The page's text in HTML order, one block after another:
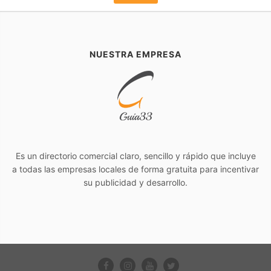
NUESTRA EMPRESA
Es un directorio comercial claro, sencillo y rápido que incluye
a todas las empresas locales de forma gratuita para incentivar
su publicidad y desarrollo.